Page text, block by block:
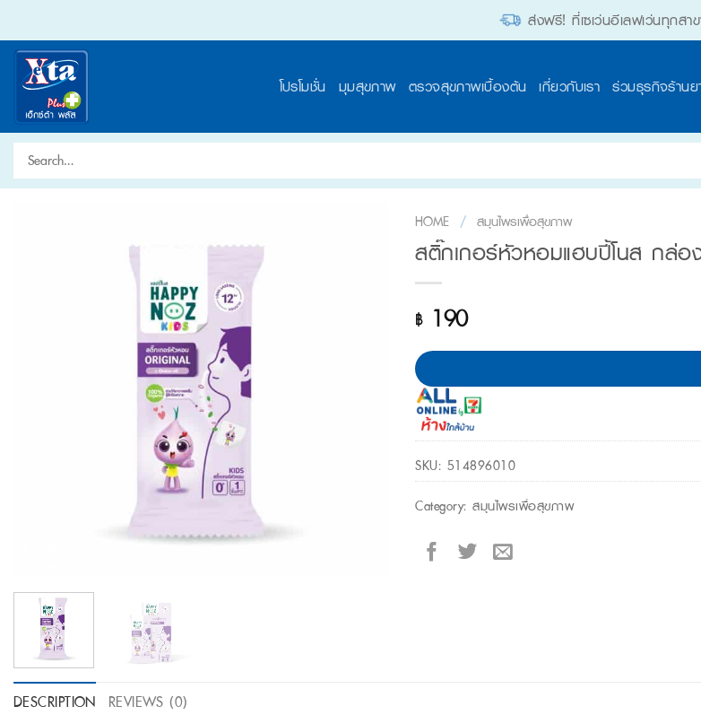
content
ส่งฟรี! ที่เซเว่นอีเลฟเว่นทุกสา
โปรโมชั่น มุมสุขภาพ ตรวจสุขภาพเบื้องต้น เกี่ยวกับเรา ร่วมธุรกิจร้าน
Search
for:
HOME / สมุนไพรเพื่อสุขภาพ
สติ๊กเกอร์หัวหอมแฮบปี้โนส กล่
฿190
SKU: 514896010
Category: สมุนไพรเพื่อสุขภาพ
DESCRIPTION REVIEWS (0)